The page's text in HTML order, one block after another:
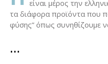
είναι μέρος την
τα διάφορα προϊόντα που
φύσης” όπως συνηθίζουμε